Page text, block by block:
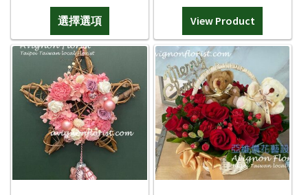
弔唁花禮
精緻花束
桌花/盆花/瓶花
through
NT$6,600
選擇選項
品
多
種
款
式。
可
View Product